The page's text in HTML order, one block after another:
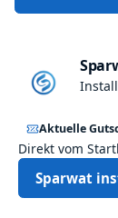
Aktuelle
Direkt vom
Sparwat